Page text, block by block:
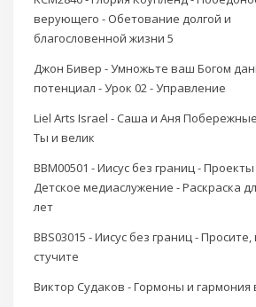
верующего - Обетование долгой и
благословенной жизни 5
Джон Бивер - Умножьте ваш Богом
потенциал - Урок 02 - Управление
Liel Arts Israel - Саша и Аня
Ты и велик
BBM00501 - Иисус без границ -
Детское медиаслужение - Раскраска
лет
BBS03015 - Иисус без границ -
стучите
Виктор Судаков - Гормоны и гармония